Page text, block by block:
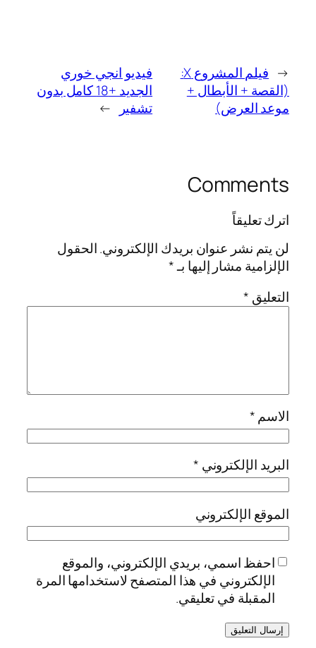
←
فيلم المشروع X:
(القصة + الأبطال +
موعد العرض)
فيديو انجي خوري
الجديد +18 كامل بدون
تشفير
→
Comments
اترك تعليقاً
لن يتم نشر عنوان بريدك الإلكتروني.الحقول
الإلزامية مشار إليها بـ*
التعليق *
الاسم*
البريد الإلكتروني *
الموقع الإلكتروني
احفظ اسمي، بريدي الإلكتروني، والموقع
الإلكتروني في هذا المتصفح لاستخدامها المرة
المقبلة في تعليقي.